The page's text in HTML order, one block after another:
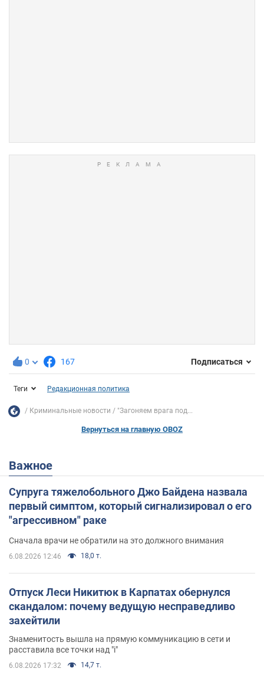
0 167 Подписаться
Теги Редакционная политика
Криминальные новости "Загоняем врага под...
Вернуться на главную OBOZ
Важное
Супруга тяжелобольного Джо Байдена назвала
первый симптом, который сигнализировал о его
"агрессивном" раке
Сначала врачи не обратили на это должного внимания
6.08.2026 12:46 18,0 т.
Отпуск Леси Никитюк в Карпатах обернулся
скандалом: почему ведущую несправедливо
захейтили
Знаменитость вышла на прямую коммуникацию в сети и
расставила все точки над "i"
6.08.2026 17:32 14,7 т.